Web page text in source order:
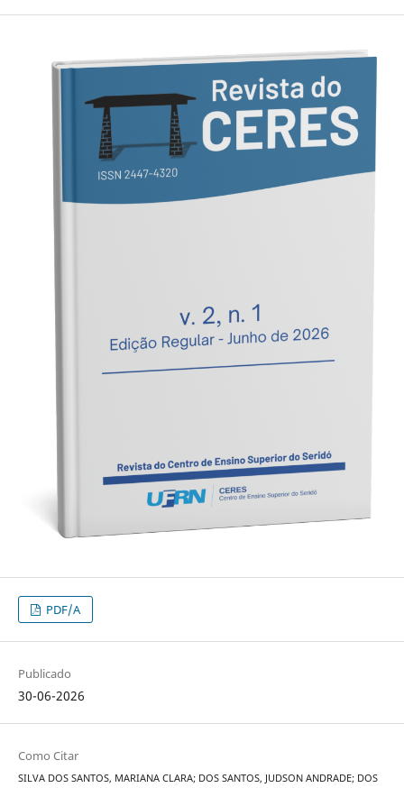
PDF/A
Publicado
30-06-2026
Como Citar
SILVA DOS SANTOS, MARIANA CLARA; DOS SANTOS, JUDSON ANDRADE; DOS